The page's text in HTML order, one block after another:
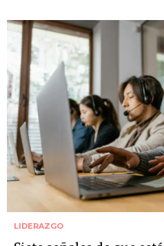
LIDERAZGO